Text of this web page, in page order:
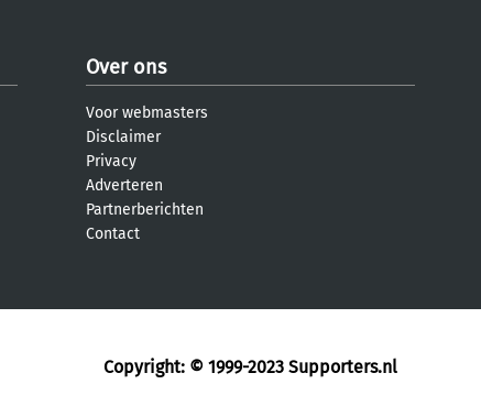
Over ons
Voor webmasters
Disclaimer
Privacy
Adverteren
Partnerberichten
Contact
Copyright: © 1999-2023 Supporters.nl